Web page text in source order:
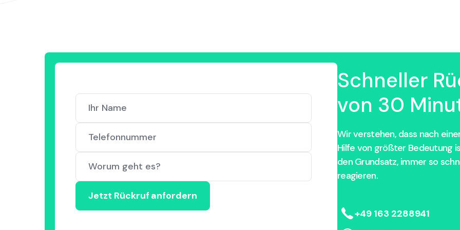
Schneller
von 30
Wir verstehen, dass nach
Hilfe von größter Bedeutung
den Grundsatz, immer so
reagieren.
+49 163 2288941